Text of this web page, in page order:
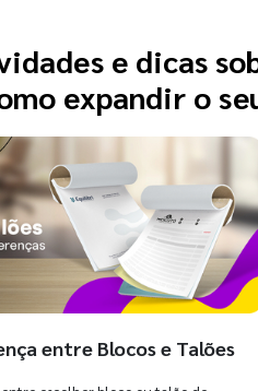
e dicas
expandir o
entre Blocos e Talões